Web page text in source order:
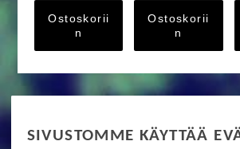
SIVUSTOMME KÄYTTÄÄ
Ostoskorii
n
Ostoskorii
n